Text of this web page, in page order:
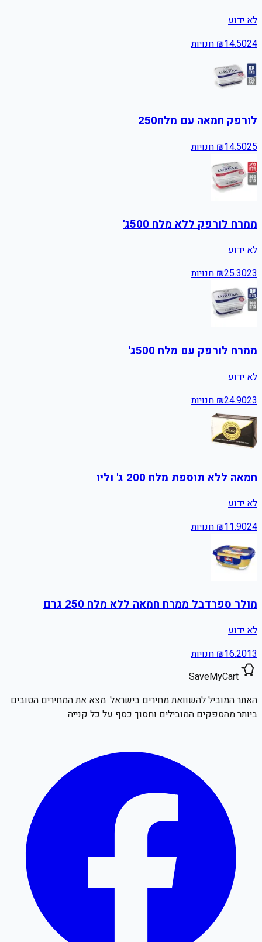
לא ידוע
₪14.5024 חנויות
לורפק חמאה עם מלח250
₪14.5025 חנויות
ממרח לורפק ללא מלח 500ג'
לא ידוע
₪25.3023 חנויות
ממרח לורפק עם מלח 500ג'
לא ידוע
₪24.9023 חנויות
חמאה ללא תוספת מלח 200 ג' וליו
לא ידוע
₪11.9024 חנויות
מולר ספרדבל ממרח חמאה ללא מלח 250 גרם
לא ידוע
₪16.2013
חנויות
SaveMyCart
האתר המוביל להשוואת מחירים בישראל. מצא את המחירים הטובים
ביותר מהספקים המובילים וחסוך כסף על כל קנייה.